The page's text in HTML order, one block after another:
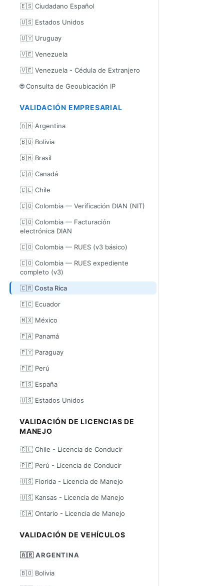
🇪🇸 Ciudadano Español
🇺🇸 Estados Unidos
🇺🇾 Uruguay
🇻🇪 Venezuela
🇻🇪 Venezuela - Cédula de Extranjero
🌐 Consulta de Geoubicación IP
VALIDACIÓN EMPRESARIAL
🇦🇷 Argentina
🇧🇴 Bolivia
🇧🇷 Brasil
🇨🇦 Canadá
🇨🇱 Chile
🇨🇴 Colombia — Verificación DIAN (NIT)
🇨🇴 Colombia — Facturación
electrónica DIAN
🇨🇴 Colombia — RUES (v3 básico)
🇨🇴 Colombia — RUES expediente
completo (v3)
🇨🇷 Costa Rica
🇪🇨 Ecuador
🇲🇽 México
🇵🇦 Panamá
🇵🇾 Paraguay
🇵🇪 Perú
🇪🇸 España
🇺🇸 Estados Unidos
VALIDACIÓN DE LICENCIAS DE
MANEJO
🇨🇱 Chile - Licencia de Conducir
🇵🇪 Perú - Licencia de Conducir
🇺🇸 Florida - Licencia de Manejo
🇺🇸 Kansas - Licencia de Manejo
🇨🇦 Ontario - Licencia de Manejo
VALIDACIÓN DE VEHÍCULOS
🇦🇷 ARGENTINA
🇧🇴 Bolivia